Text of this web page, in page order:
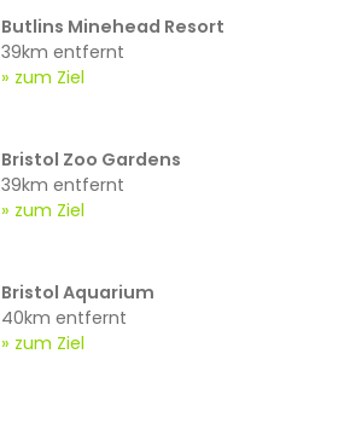
Butlins Minehead Resort
39km entfernt
zum Ziel
Bristol Zoo Gardens
39km entfernt
zum Ziel
Bristol Aquarium
40km entfernt
zum Ziel